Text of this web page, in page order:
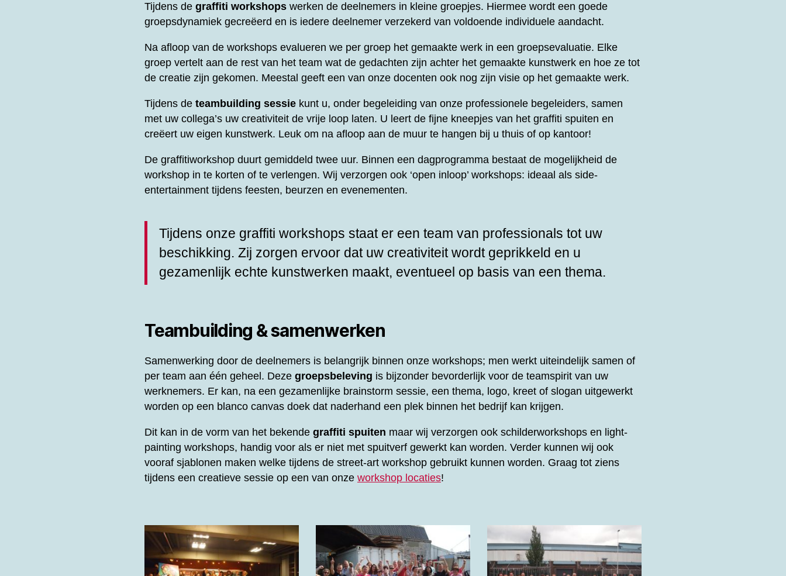
Tijdens de graffiti workshops werken de deelnemers in kleine groepjes. Hiermee wordt een goede
groepsdynamiek gecreëerd en is iedere deelnemer verzekerd van voldoende individuele aandacht.
Na afloop van de workshops evalueren we per groep het gemaakte werk in een groepsevaluatie. Elke
groep vertelt aan de rest van het team wat de gedachten zijn achter het gemaakte kunstwerk en hoe ze tot
de creatie zijn gekomen. Meestal geeft een van onze docenten ook nog zijn visie op het gemaakte werk.
Tijdens de teambuilding sessie kunt u, onder begeleiding van onze professionele begeleiders, samen
met uw collega’s uw creativiteit de vrije loop laten. U leert de fijne kneepjes van het graffiti spuiten en
creëert uw eigen kunstwerk. Leuk om na afloop aan de muur te hangen bij u thuis of op kantoor!
De graffitiworkshop duurt gemiddeld twee uur. Binnen een dagprogramma bestaat de mogelijkheid de
workshop in te korten of te verlengen. Wij verzorgen ook ‘open inloop’ workshops: ideaal als side-
entertainment tijdens feesten, beurzen en evenementen.
Tijdens onze graffiti workshops staat er een team van professionals tot uw
beschikking. Zij zorgen ervoor dat uw creativiteit wordt geprikkeld en u
gezamenlijk echte kunstwerken maakt, eventueel op basis van een thema.
Teambuilding & samenwerken
Samenwerking door de deelnemers is belangrijk binnen onze workshops; men werkt uiteindelijk samen of
per team aan één geheel. Deze groepsbeleving is bijzonder bevorderlijk voor de teamspirit van uw
werknemers. Er kan, na een gezamenlijke brainstorm sessie, een thema, logo, kreet of slogan uitgewerkt
worden op een blanco canvas doek dat naderhand een plek binnen het bedrijf kan krijgen.
Dit kan in de vorm van het bekende graffiti spuiten maar wij verzorgen ook schilderworkshops en light-
painting workshops, handig voor als er niet met spuitverf gewerkt kan worden. Verder kunnen wij ook
vooraf sjablonen maken welke tijdens de street-art workshop gebruikt kunnen worden. Graag tot ziens
tijdens een creatieve sessie op een van onze workshop locaties!